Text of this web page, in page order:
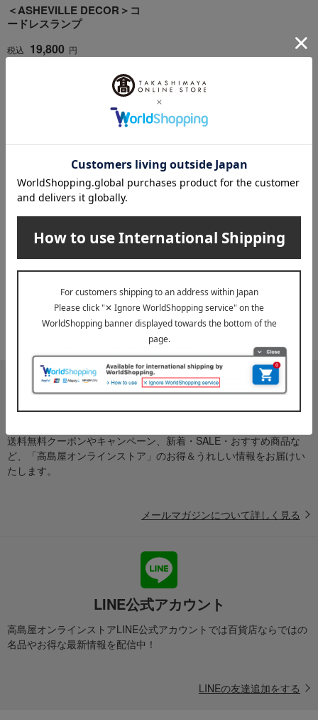
＜ASHEVILLE DECOR＞コ
ードレスランプ
税込 19,800 円
1
誕生日プレゼント トップへ
その他のカテゴリ
※配送事業者に対して契約に基づき適正な運賃をお支払いし
ております。
メールマガジン
送料無料クーポンやキャンペーン、新着・SALE・おすすめ商品な
ど、「高島屋オンラインストア」のお得＆うれしい情報をお届けい
たします。
メールマガジンについて詳しく見る
LINE公式アカウント
高島屋オンラインストアLINE公式アカウントでは百貨店ならではの
名品やお得な最新情報を配信中！
LINEの友達追加をする